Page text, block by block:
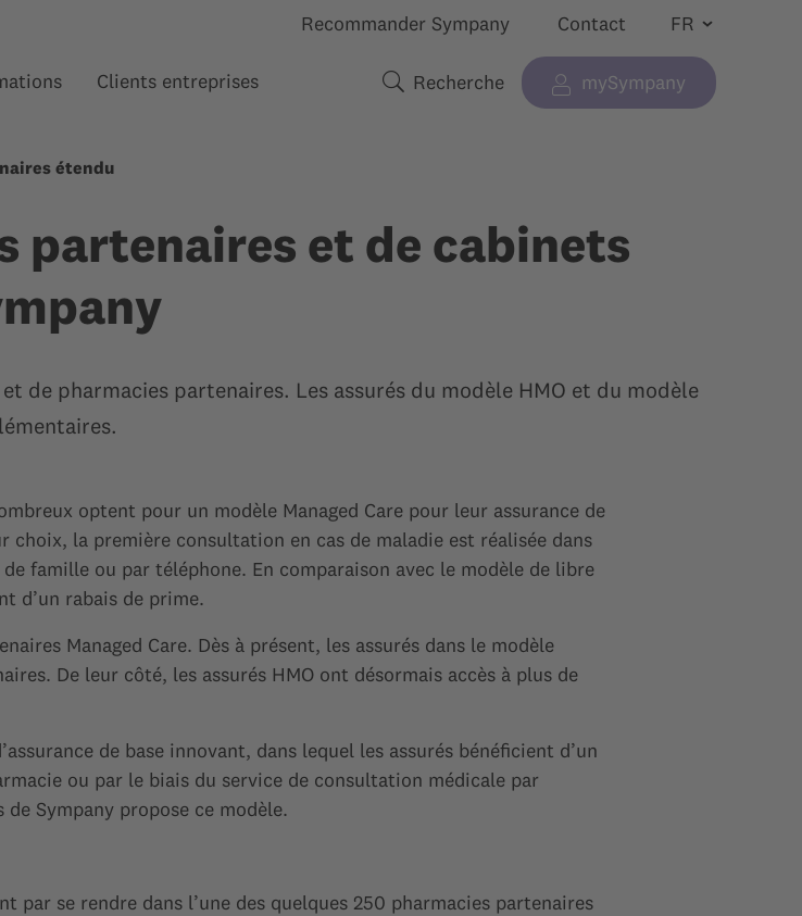
Recommander Sympany Contact
pour “” Afficher le sous-menu pour “”
Clients entreprises Afficher le sous-menu pour “”
Termes de recherche
Recherche mySympany
étendu
partenaires et de cabinets
de pharmacies partenaires. Les assurés du modèle HMO et du modèle
optent pour un modèle Managed Care pour leur assurance de
la première consultation en cas de maladie est réalisée dans
famille ou par téléphone. En comparaison avec le modèle de libre
d’un rabais de prime.
Managed Care. Dès à présent, les assurés dans le modèle
De leur côté, les assurés HMO ont désormais accès à plus de
de base innovant, dans lequel les assurés bénéficient d’un
ou par le biais du service de consultation médicale par
Sympany propose ce modèle.
par se rendre dans l’une des quelques 250 pharmacies partenaires